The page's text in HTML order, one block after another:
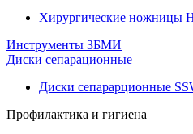
Хирургические ножницы
Инструменты ЗБМИ
Диски сепарационные
Диски сепарарционные
Профилактика и гигиена